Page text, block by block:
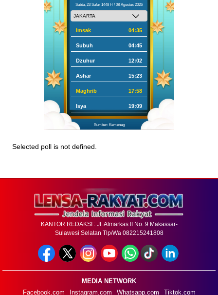
Sabtu, 23 Safar 1448 H / 08 Agustus 2026
Imsak 04:35
Subuh 04:45
Dzuhur 12:02
Ashar 15:23
Maghrib 17:58
Isya 19:09
Sumber: Kemenag
Selected poll is not defined.
KANTOR REDAKSI : Jl. Almarkas II No. 9 Makassar-
Sulawesi Selatan Tlp/Wa 082215241808
MEDIA NETWORK
Facebook.com
Instagram.com Whatsapp.com Tiktok.com